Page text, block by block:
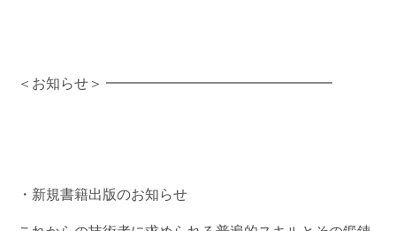
＜お知らせ＞ ━━━━━━━━━━━━━━━━
・新規書籍出版のお知らせ